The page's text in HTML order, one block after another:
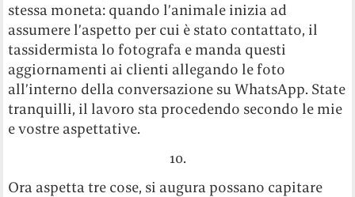
stessa moneta: quando l’animale inizia ad
assumere l’aspetto per cui è stato contattato, il
tassidermista lo fotografa e manda questi
aggiornamenti ai clienti allegando le foto
all’interno della conversazione su WhatsApp. State
tranquilli, il lavoro sta procedendo secondo le mie
e vostre aspettative.
10.
Ora aspetta tre cose, si augura possano capitare